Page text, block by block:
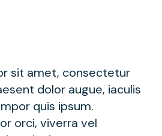
sit amet, consectetur
dolor augue, iaculis
quis ipsum.
orci, viverra vel